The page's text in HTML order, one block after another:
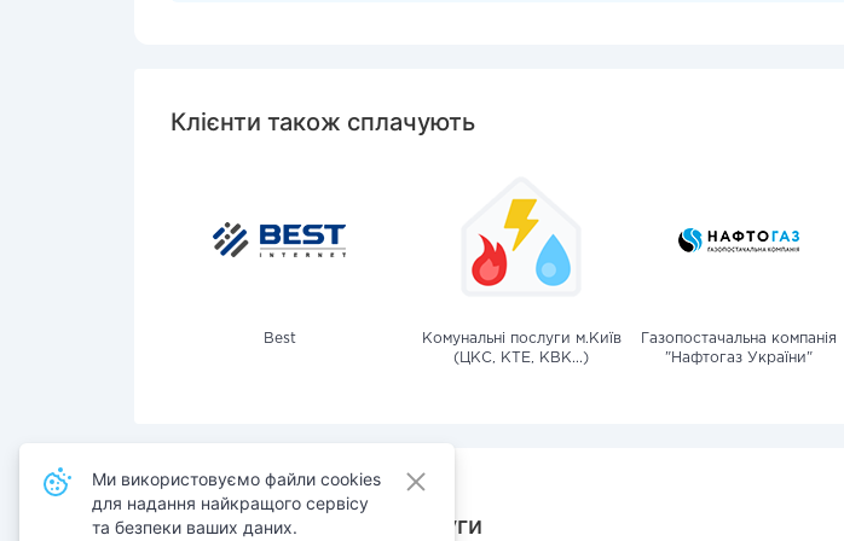
Клієнти також сплачують
Best
Комунальні послуги м.Київ
(ЦКС, КТЕ, КВК...)
Газопостачальна компанія
"Нафтогаз України"
Також сплачують послуги
Ми використовуємо файли cookies
для надання найкращого сервісу
та безпеки ваших даних.